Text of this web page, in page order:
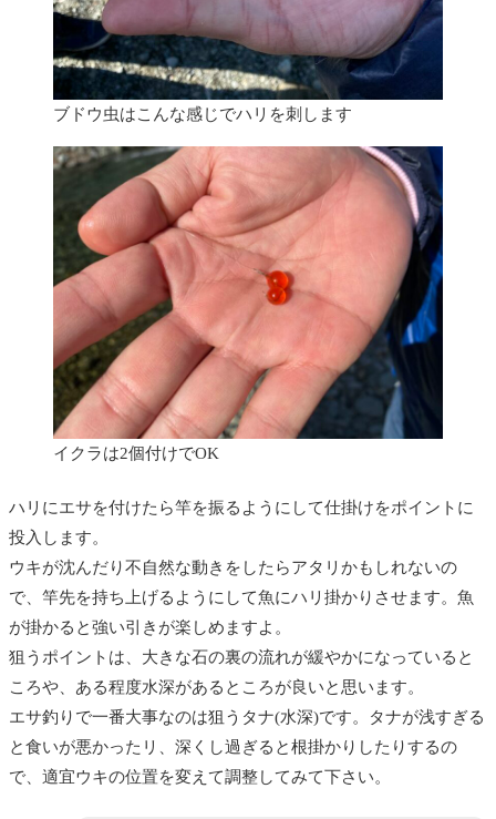
ブドウ虫はこんな感じでハリを刺します
イクラは2個付けでOK
ハリにエサを付けたら竿を振るようにして仕掛けをポイントに
投入します。
ウキが沈んだり不自然な動きをしたらアタリかもしれないの
で、竿先を持ち上げるようにして魚にハリ掛かりさせます。魚
が掛かると強い引きが楽しめますよ。
狙うポイントは、大きな石の裏の流れが緩やかになっていると
ころや、ある程度水深があるところが良いと思います。
エサ釣りで一番大事なのは狙うタナ(水深)です。タナが浅すぎる
と食いが悪かったリ、深くし過ぎると根掛かりしたりするの
で、適宜ウキの位置を変えて調整してみて下さい。